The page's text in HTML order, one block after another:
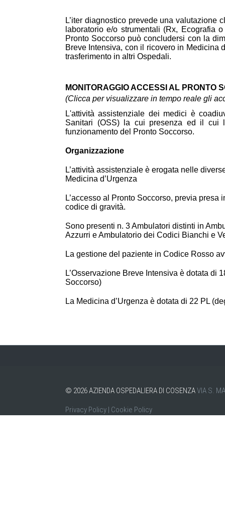
L’iter diagnostico prevede una valutazione
laboratorio e/o strumentali (Rx, Ecografia
Pronto Soccorso può concludersi con la
Breve Intensiva, con il ricovero in Medicina
trasferimento in altri Ospedali.
MONITORAGGIO ACCESSI AL PRONTO
(Clicca per visualizzare in tempo reale gli
L'attività assistenziale dei medici è
Sanitari (OSS) la cui presenza ed il cui
funzionamento del Pronto Soccorso.
Organizzazione
L’attività assistenziale è erogata nelle
Medicina d’Urgenza
L’accesso al Pronto Soccorso, previa
codice di gravità.
Sono presenti n. 3 Ambulatori distinti in
Azzurri e Ambulatorio dei Codici Bianchi e
La gestione del paziente in Codice Rosso
L’Osservazione Breve Intensiva è dotata di
Soccorso)
La Medicina d’Urgenza è dotata di 22 PL
© 2026AZIENDA OSPEDALIERA DI COSENZAVIA S.
Privacy Policy | Cookie Policy